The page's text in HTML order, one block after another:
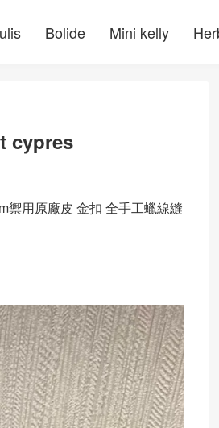
Bolide Mini kelly
cypres
禦用原廠皮 金扣 全手工蠟線縫